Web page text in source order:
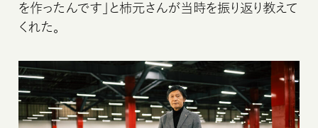
を作ったんです」と柿元さんが当時を振り返り教えて
くれた。